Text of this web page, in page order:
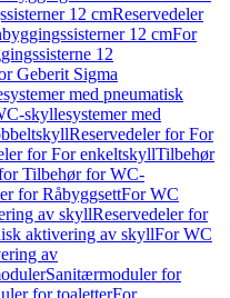
12 cmReservedeler
12 cmFor
12
Geberit Sigma
med pneumatisk
skyllesystemer med
Reservedeler for For
for For enkeltskyllTilbehør
Tilbehør for WC-
for RåbyggsettFor WC
av skyllReservedeler for
aktivering av skyllFor WC
av
Sanitærmoduler for
for toaletterFor